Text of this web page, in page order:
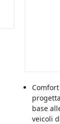
base
veicoli